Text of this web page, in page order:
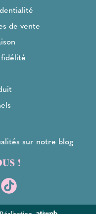
de vente
sur notre blog
!